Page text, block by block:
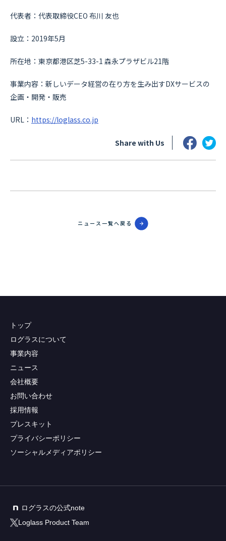
代表者：代表取締役CEO 布川 友也
設立：2019年5月
所在地：東京都港区芝5-33-1 森永プラザビル21階
事業内容：新しいデータ経営の在り方を生み出すDXサービスの
企画・開発・販売
URL： https://loglass.co.jp
Share with Us
ニュース一覧へ戻る
トップ
ログラスについて
事業内容
ニュース
会社概要
お問い合わせ
採用情報
プレスキット
プライバシーポリシー
ソーシャルメディアポリシー
ログラスの公式note
Loglass Product Team